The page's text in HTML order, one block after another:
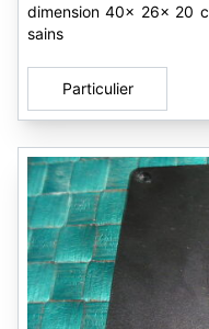
dimension 40x 26x 20
sains
Particulier